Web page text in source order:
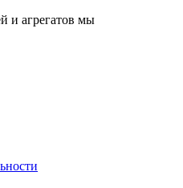
и агрегатов мы